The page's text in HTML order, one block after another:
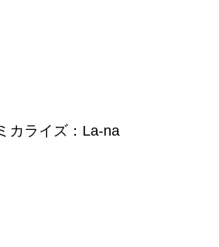
ライズ：La-na